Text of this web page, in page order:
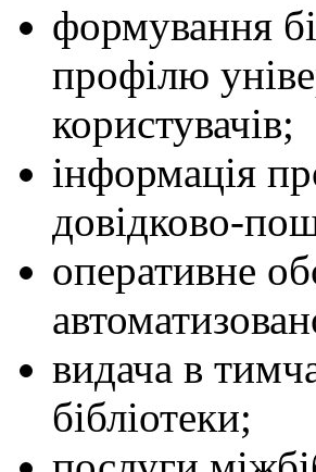
формування
профілю
користувачів;
інформація
довідково-
оперативне
видача в
бібліотеки;